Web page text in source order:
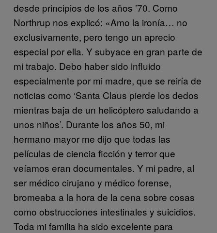
desde principios de los años ’70. Como
Northrup nos explicó: «Amo la ironía… no
exclusivamente, pero tengo un aprecio
especial por ella. Y subyace en gran parte de
mi trabajo. Debo haber sido influido
especialmente por mi madre, que se reiría de
noticias como ‘Santa Claus pierde los dedos
mientras baja de un helicóptero saludando a
unos niños’. Durante los años 50, mi
hermano mayor me dijo que todas las
películas de ciencia ficción y terror que
veíamos eran documentales. Y mi padre, al
ser médico cirujano y médico forense,
bromeaba a la hora de la cena sobre cosas
como obstrucciones intestinales y suicidios.
Toda mi familia ha sido excelente para